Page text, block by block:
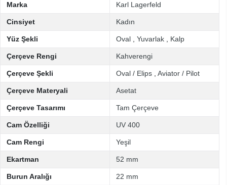
Marka Karl Lagerfeld
Cinsiyet Kadın
Yüz Şekli Oval Yuvarlak Kalp
Çerçeve Rengi Kahverengi
Çerçeve Şekli Oval / Elips Aviator / Pilot
Çerçeve Materyali Asetat
Çerçeve Tasarımı Tam Çerçeve
Cam Özelliği UV 400
Cam Rengi Yeşil
Ekartman 52 mm
Burun Aralığı 22 mm